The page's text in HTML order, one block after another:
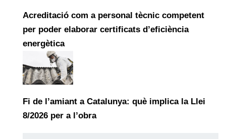
Acreditació com a personal tècnic competent
per poder elaborar certificats d’eficiència
energètica
Fi de l’amiant a Catalunya: què implica la Llei
8/2026 per a l’obra